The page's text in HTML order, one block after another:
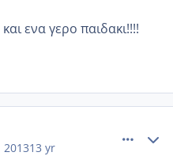
ενα γερο παιδακι!!!!
13 yr